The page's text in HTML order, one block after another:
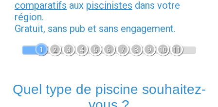
comparatifs aux piscinistes dans votre
région.
Gratuit, sans pub et sans engagement.
1 2 3 4 5 6 7 8 9 10 11
Quel type de piscine souhaitez-